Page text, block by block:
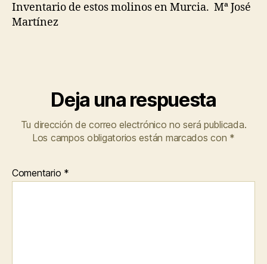
Inventario de estos molinos en Murcia. Mª José
Martínez
Deja una respuesta
Tu dirección de correo electrónico no será publicada.
Los campos obligatorios están marcados con *
Comentario *